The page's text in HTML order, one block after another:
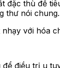
đặc thù để
thư nói chung.
với hóa
điều trị u